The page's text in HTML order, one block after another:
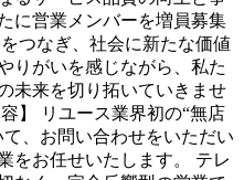
に営業メンバーを増員募集
をつなぎ、社会に新たな価値
がいを感じながら、私た
未来を切り拓いていきませ
】
リユース業界初の“無店
、お問い合わせをいただい
をお任せいたします。
テレ